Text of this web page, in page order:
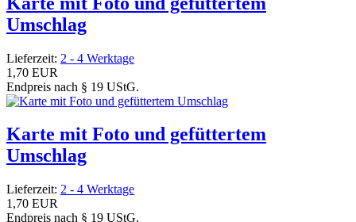
Umschlag
Lieferzeit: 2 - 4 Werktage
1,70 EUR
Endpreis nach § 19 UStG.
Karte mit Foto und gefüttertem
Umschlag
Lieferzeit: 2 - 4 Werktage
1,70 EUR
Endpreis nach § 19 UStG.